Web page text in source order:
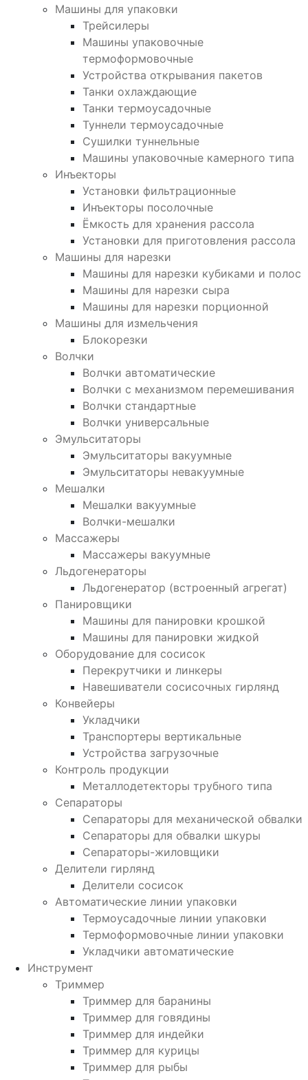
Машины для упаковки
Трейсилеры
Машины упаковочные
термоформовочные
Устройства открывания пакетов
Танки охлаждающие
Танки термоусадочные
Туннели термоусадочные
Сушилки туннельные
Машины упаковочные камерного типа
Инъекторы
Установки фильтрационные
Инъекторы посолочные
Ёмкость для хранения рассола
Установки для приготовления рассола
Машины для нарезки
Машины для нарезки кубиками и полос
Машины для нарезки сыра
Машины для нарезки порционной
Машины для измельчения
Блокорезки
Волчки
Волчки автоматические
Волчки с механизмом перемешивания
Волчки стандартные
Волчки универсальные
Эмульситаторы
Эмульситаторы вакуумные
Эмульситаторы невакуумные
Мешалки
Мешалки вакуумные
Волчки-мешалки
Массажеры
Массажеры вакуумные
Льдогенераторы
Льдогенератор (встроенный агрегат)
Панировщики
Машины для панировки крошкой
Машины для панировки жидкой
Оборудование для сосисок
Перекрутчики и линкеры
Навешиватели сосисочных гирлянд
Конвейеры
Укладчики
Транспортеры вертикальные
Устройства загрузочные
Контроль продукции
Металлодетекторы трубного типа
Сепараторы
Сепараторы для механической обвалки
Сепараторы для обвалки шкуры
Сепараторы-жиловщики
Делители гирлянд
Делители сосисок
Автоматические линии упаковки
Термоусадочные линии упаковки
Термоформовочные линии упаковки
Укладчики автоматические
Инструмент
Триммер
Триммер для баранины
Триммер для говядины
Триммер для индейки
Триммер для курицы
Триммер для рыбы